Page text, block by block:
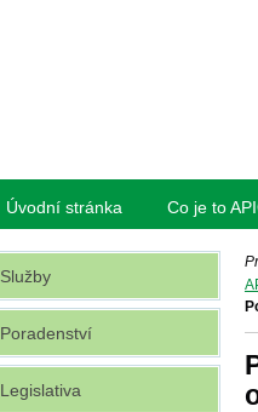
Úvodní stránka Co je to
Služby
Poradenství
Legislativa